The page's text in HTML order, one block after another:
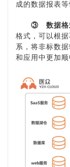
成的数据报表
③ 数据格
格式，可以根
系，将非标数
和应用中更加顺